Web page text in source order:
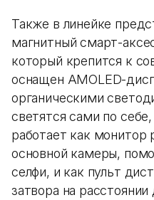
Также в линейке
магнитный смарт-
который крепится к
оснащен AMOLED-
органическими
светятся сами по
работает как монитор
основной камеры,
селфи, и как пульт
затвора на